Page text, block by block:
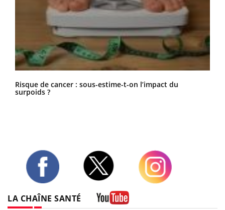
Risque de cancer : sous-estime-t-on l’impact du
surpoids ?
LA CHAÎNE SANTÉ